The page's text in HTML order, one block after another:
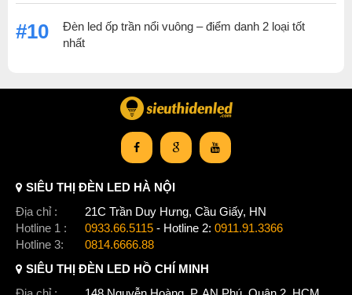
#10
Đèn led ốp trần nổi vuông – điểm danh 2 loại tốt
nhất
SIÊU THỊ ĐÈN LED HÀ NỘI
Địa chỉ :
21C Trần Duy Hưng, Cầu Giấy, HN
Hotline 1 :
0933.66.5115 - Hotline 2: 0911.91.3366
Hotline 3:
0814.6666.88
SIÊU THỊ ĐÈN LED HỒ CHÍ MINH